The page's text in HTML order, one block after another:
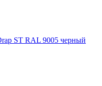
ST RAL 9005 черный